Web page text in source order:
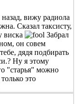
вижу радиола
Сказал таксисту,
виска
Забрал
он совем
дядя подбирать
Ну я этому
"старья" можно
это